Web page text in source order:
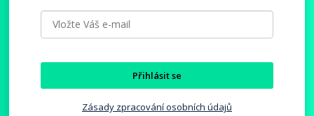
Přihlásit se
Zásady zpracování osobních údajů